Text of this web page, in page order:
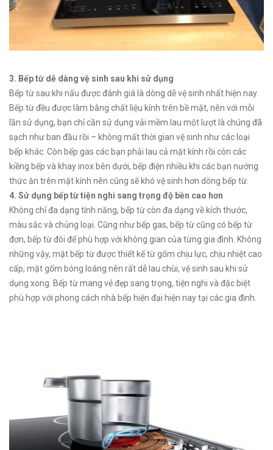
3. Bếp từ dễ dàng vệ sinh sau khi sử dụng
Bếp từ sau khi nấu được đánh giá là dòng dễ vệ sinh nhất hiện nay.
Bếp từ đều được làm bằng chất liệu kính trên bề mặt, nên với mỗi
lần sử dụng, bạn chỉ cần sử dụng vải mềm lau một lượt là chúng đã
sạch như ban đầu rồi – không mất thời gian vệ sinh như các loại
bếp khác. Còn bếp gas các bạn phải lau cả mặt kính rồi còn các
kiềng bếp và khay inox bên dưới, bếp điện nhiều khi các bạn nướng
thức ăn trên mặt kính nên cũng sẽ khó vệ sinh hơn dòng bếp từ.
4. Sử dụng bếp từ tiện nghi sang trọng độ bền cao hơn
Không chỉ đa dạng tính năng, bếp từ còn đa dạng về kích thước,
màu sắc và chủng loại. Cũng như bếp gas, bếp từ cũng có bếp từ
đơn, bếp từ đôi để phù hợp với không gian của từng gia đình. Không
những vậy, mặt bếp từ được thiết kế từ gốm chịu lực, chịu nhiệt cao
cấp, mặt gốm bóng loáng nên rất dễ lau chùi, vệ sinh sau khi sử
dụng xong. Bếp từ mang vẻ đẹp sang trọng, tiện nghi và đặc biệt
phù hợp với phong cách nhà bếp hiện đại hiện nay tại các gia đình.